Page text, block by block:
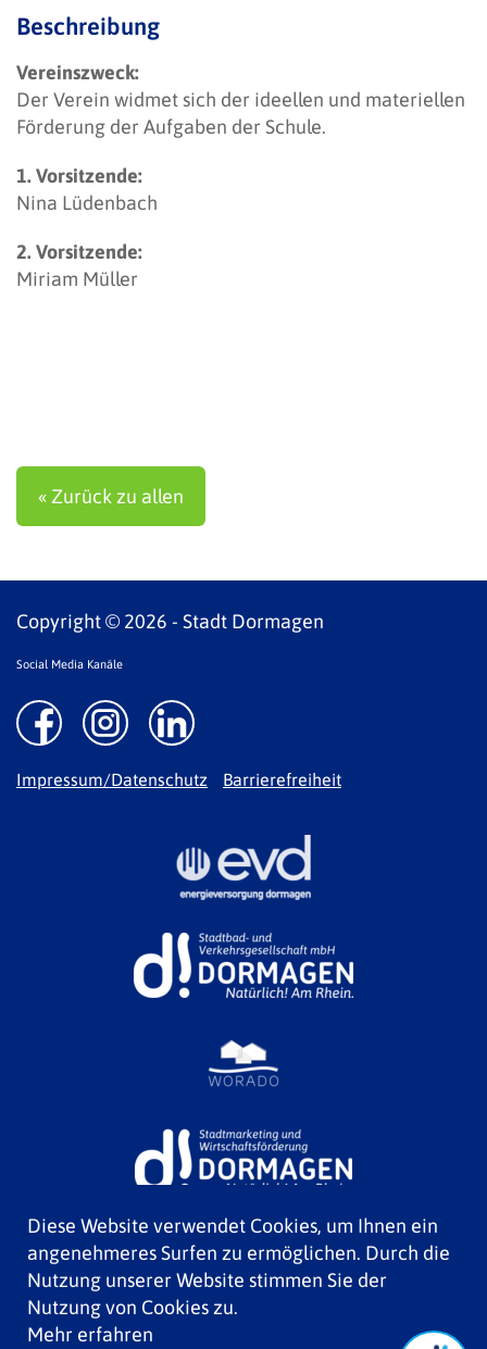
Beschreibung
Vereinszweck:
Der Verein widmet sich der ideellen und materiellen
Förderung der Aufgaben der Schule.
1. Vorsitzende:
Nina Lüdenbach
2. Vorsitzende:
Miriam Müller
« Zurück zu allen
Diese Website verwendet Cookies, um Ihnen ein
angenehmeres Surfen zu ermöglichen. Durch die
Nutzung unserer Website stimmen Sie der
Nutzung von Cookies zu.
Mehr erfahren
Copyright © 2026 - Stadt Dormagen
Social Media Kanäle
Impressum/Datenschutz Barrierefreiheit